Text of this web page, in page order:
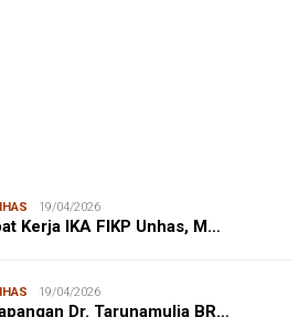
19/04/2026
Kerja IKA FIKP Unhas, M…
19/04/2026
Dr. Tarunamulia BR…